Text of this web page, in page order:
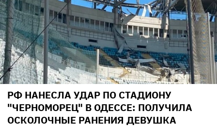
РФ НАНЕСЛА УДАР ПО СТАДИОНУ
"ЧЕРНОМОРЕЦ" В ОДЕССЕ: ПОЛУЧИЛА
ОСКОЛОЧНЫЕ РАНЕНИЯ ДЕВУШКА